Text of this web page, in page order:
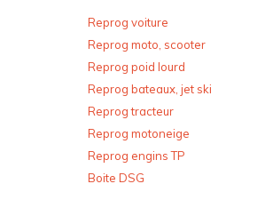
Reprog voiture
Reprog moto, scooter
Reprog poid lourd
Reprog bateaux, jet ski
Reprog tracteur
Reprog motoneige
Reprog engins TP
Boite DSG